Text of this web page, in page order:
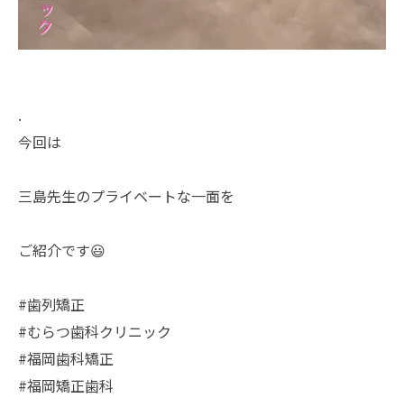
.
今回は
三島先生のプライベートな一面を
ご紹介です😃
#歯列矯正
#むらつ歯科クリニック
#福岡歯科矯正
#福岡矯正歯科